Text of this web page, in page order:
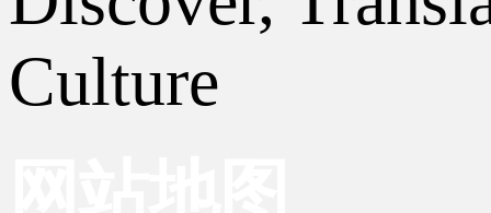
Culture